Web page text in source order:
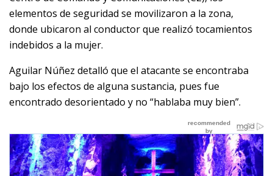
elementos de seguridad se movilizaron a la zona,
donde ubicaron al conductor que realizó tocamientos
indebidos a la mujer.
Aguilar Núñez detalló que el atacante se encontraba
bajo los efectos de alguna sustancia, pues fue
encontrado desorientado y no “hablaba muy bien”.